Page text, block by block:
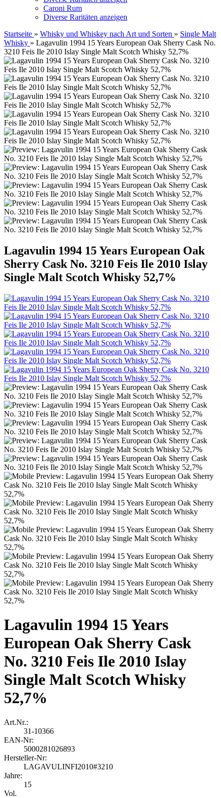
Caroni Rum
Diverse Raritäten anzeigen
Startseite » Whisky und Whiskey nach Art und Sorten » Single Malt
Whisky » Lagavulin 1994 15 Years European Oak Sherry Cask No.
3210 Feis Ile 2010 Islay Single Malt Scotch Whisky 52,7%
Lagavulin 1994 15 Years European Oak
Sherry Cask No. 3210 Feis Ile 2010 Islay
Single Malt Scotch Whisky 52,7%
Lagavulin 1994 15 Years
European Oak Sherry Cask
No. 3210 Feis Ile 2010 Islay
Single Malt Scotch Whisky
52,7%
Art.Nr.:
31-10366
EAN-Nr:
5000281026893
Hersteller-Nr:
LAGAVULINFI2010#3210
Jahre:
15
Vol.